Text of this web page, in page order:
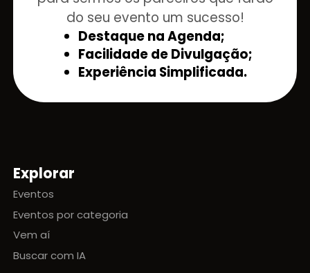
do seu evento um sucesso!
Destaque na Agenda;
Facilidade de Divulgação;
Experiência Simplificada.
Mapa do site
Explorar
Eventos
Eventos por categoria
Vem aí
Buscar com IA